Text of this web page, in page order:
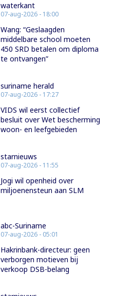
waterkant
07-aug-2026 - 18:00
Wang: “Geslaagden
middelbare school moeten
450 SRD betalen om diploma
te ontvangen”
suriname herald
07-aug-2026 - 17:27
VIDS wil eerst collectief
besluit over Wet bescherming
woon- en leefgebieden
starnieuws
07-aug-2026 - 11:55
Jogi wil openheid over
miljoenensteun aan SLM
abc-Suriname
07-aug-2026 - 05:01
Hakrinbank-directeur: geen
verborgen motieven bij
verkoop DSB-belang